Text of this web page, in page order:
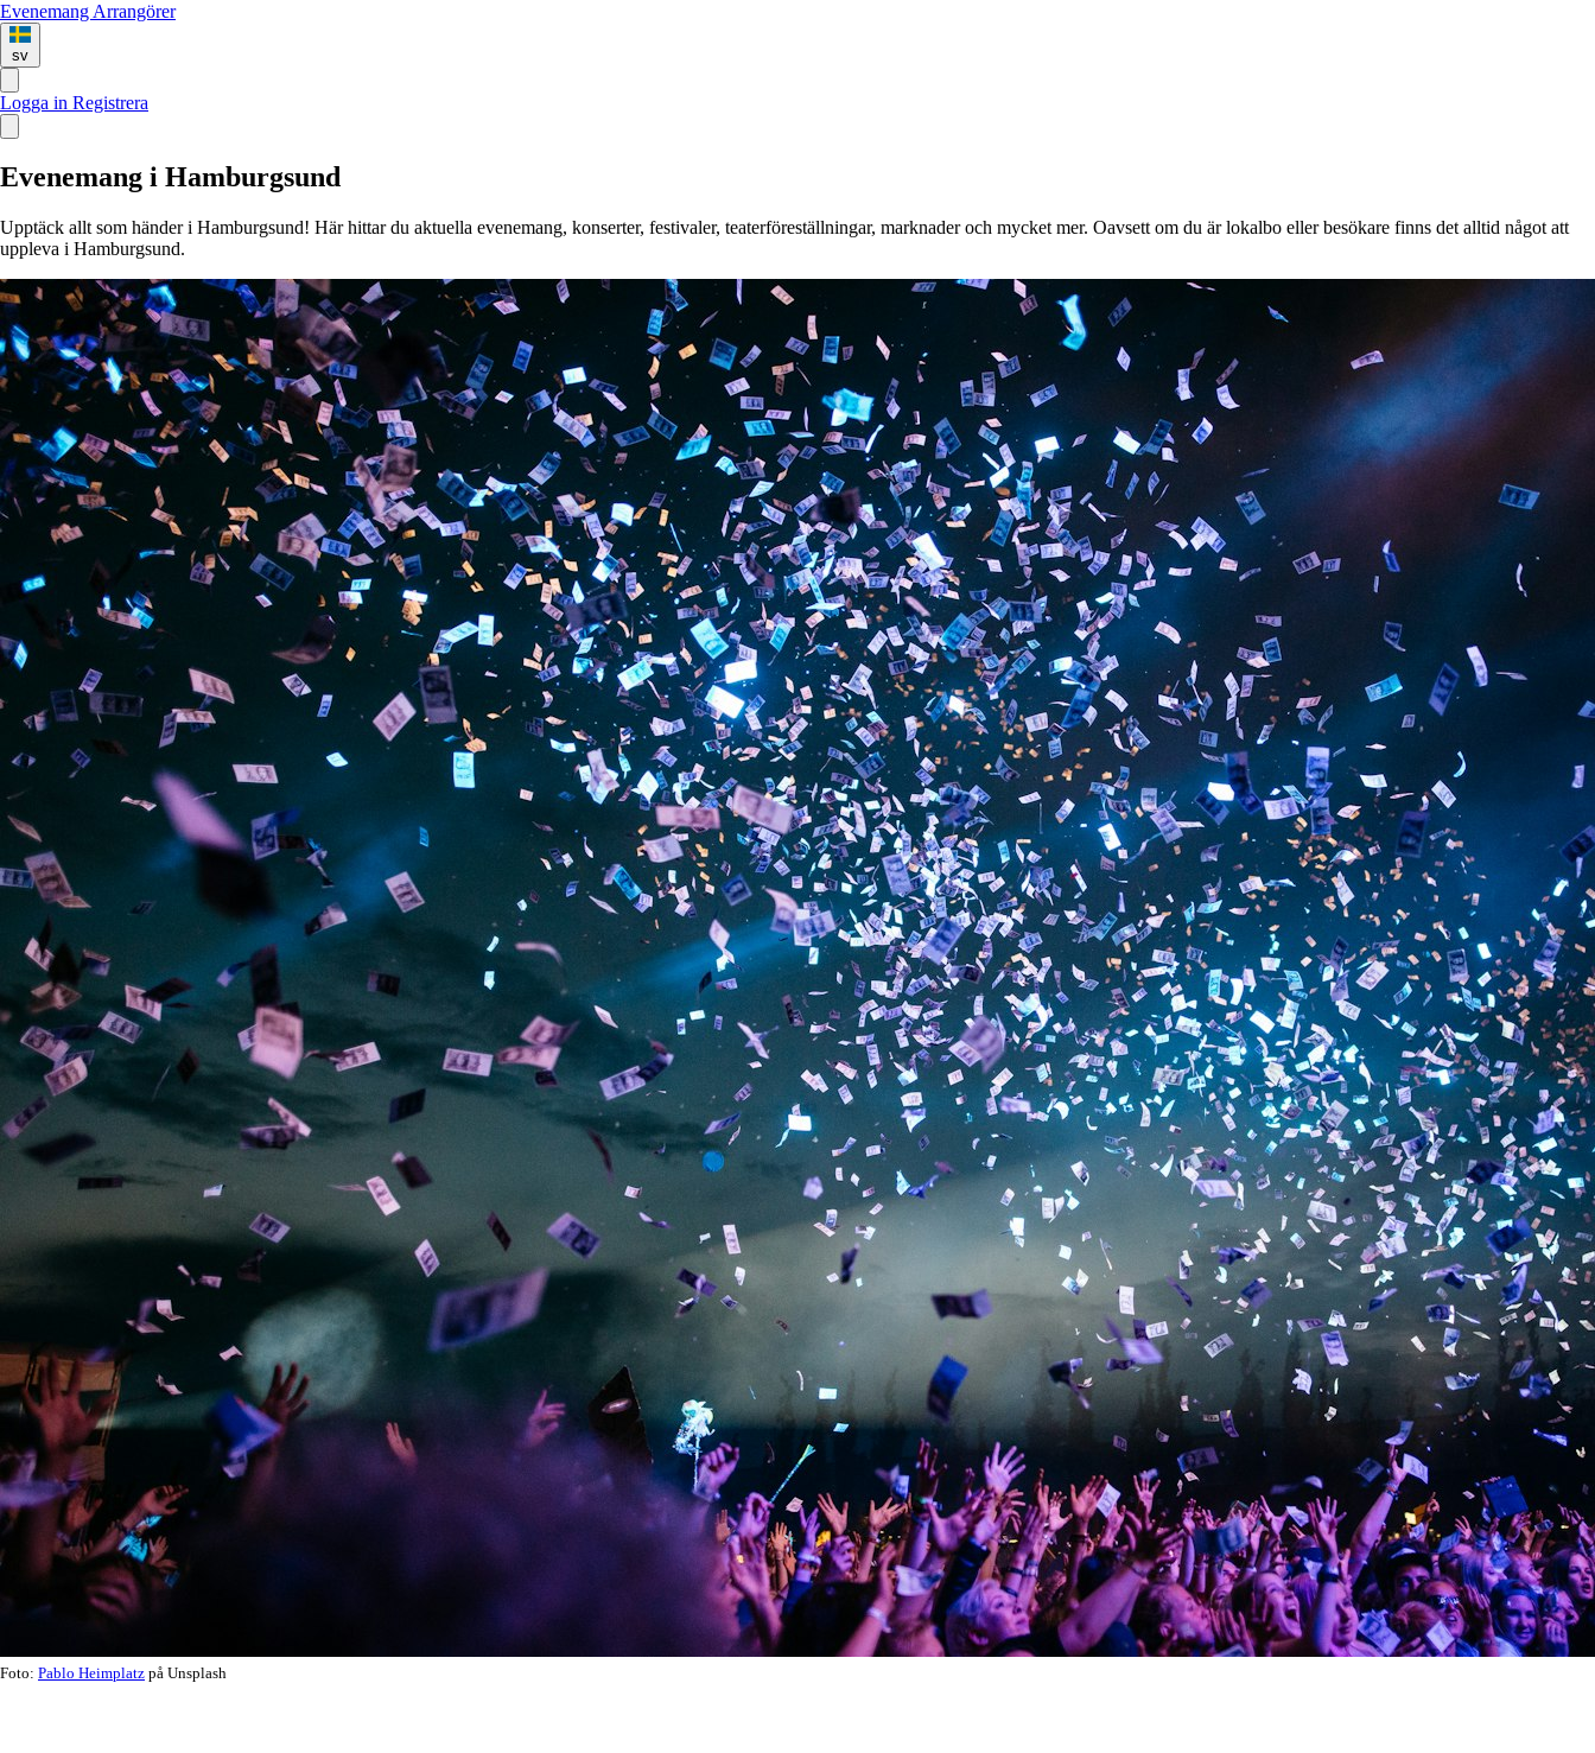
Evenemang Arrangörer
sv
Logga in Registrera
Evenemang i Hamburgsund
Upptäck allt som händer i Hamburgsund! Här hittar du aktuella evenemang, konserter, festivaler, teaterföreställningar, marknader och mycket mer. Oavsett om du är lokalbo eller besökare finns det alltid något att
uppleva i Hamburgsund.
Foto: Pablo Heimplatz på Unsplash